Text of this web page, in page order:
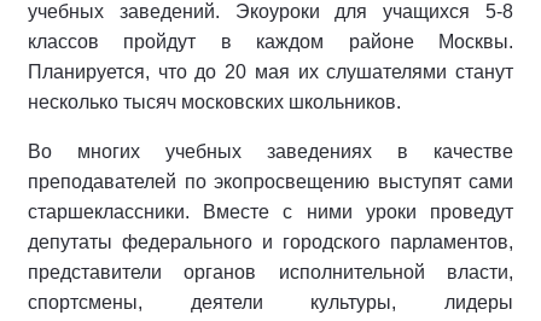
учебных заведений. Экоуроки для учащихся 5-8
классов пройдут в каждом районе Москвы.
Планируется, что до 20 мая их слушателями станут
несколько тысяч московских школьников.
Во многих учебных заведениях в качестве
преподавателей по экопросвещению выступят сами
старшеклассники. Вместе с ними уроки проведут
депутаты федерального и городского парламентов,
представители органов исполнительной власти,
спортсмены, деятели культуры, лидеры